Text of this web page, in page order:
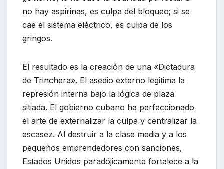
no hay aspirinas, es culpa del bloqueo; si se
cae el sistema eléctrico, es culpa de los
gringos.
El resultado es la creación de una «Dictadura
de Trinchera». El asedio externo legitima la
represión interna bajo la lógica de plaza
sitiada. El gobierno cubano ha perfeccionado
el arte de externalizar la culpa y centralizar la
escasez. Al destruir a la clase media y a los
pequeños emprendedores con sanciones,
Estados Unidos paradójicamente fortalece a la